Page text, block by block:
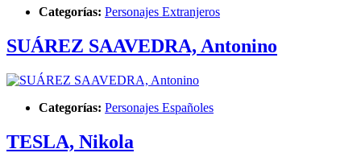
Categorías: Personajes Extranjeros
SUÁREZ SAAVEDRA, Antonino
Categorías: Personajes Españoles
TESLA, Nikola